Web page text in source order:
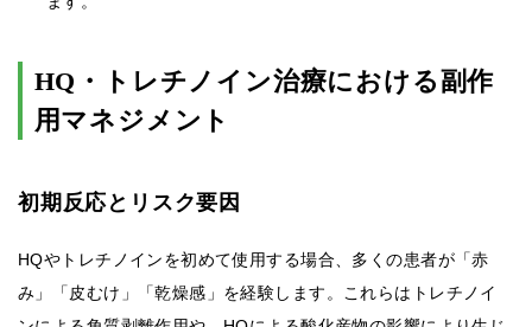
HQ・トレチノイン治療における副作
用マネジメント
初期反応とリスク要因
HQやトレチノインを初めて使用する場合、多くの患者が「赤
み」「皮むけ」「乾燥感」を経験します。これらはトレチノイ